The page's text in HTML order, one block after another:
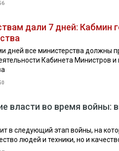
дали 7 дней: Кабмин
дней все министерства должны
Кабинета Министров и
власти во время войны:
в следующий этап войны, на
людей и техники, но и